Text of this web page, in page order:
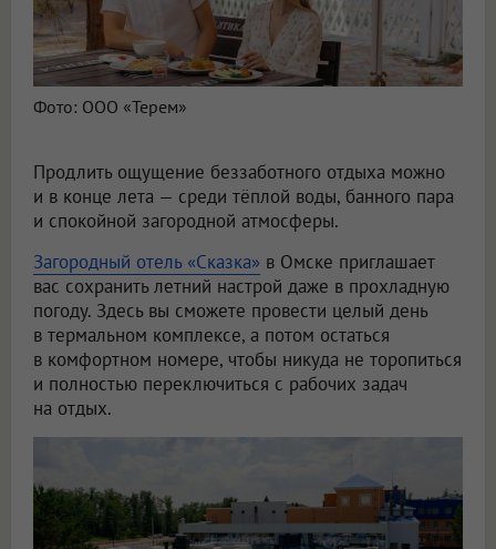
Фото: ООО «Терем»
Продлить ощущение беззаботного отдыха можно
и в конце лета — среди тёплой воды, банного пара
и спокойной загородной атмосферы.
Загородный отель «Сказка» в Омске приглашает
вас сохранить летний настрой даже в прохладную
погоду. Здесь вы сможете провести целый день
в термальном комплексе, а потом остаться
в комфортном номере, чтобы никуда не торопиться
и полностью переключиться с рабочих задач
на отдых.